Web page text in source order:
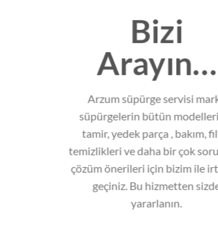
Bizi
Arayın…
Arzum süpürge servisi
süpürgelerin bütün
tamir, yedek parça , bakım,
temizlikleri ve daha bir çok
çözüm önerileri için bizim ile
geçiniz. Bu hizmetten
yararlanın.